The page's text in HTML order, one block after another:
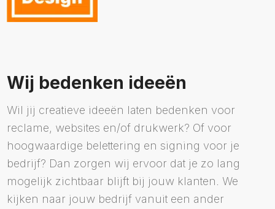
Wij bedenken ideeën
Wil jij creatieve ideeën laten bedenken voor
reclame, websites en/of drukwerk? Of voor
hoogwaardige belettering en signing voor je
bedrijf? Dan zorgen wij ervoor dat je zo lang
mogelijk zichtbaar blijft bij jouw klanten. We
kijken naar jouw bedrijf vanuit een ander